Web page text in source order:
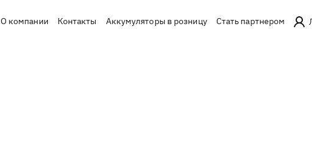
О компании Контакты Аккумуляторы в розницу Стать партнером